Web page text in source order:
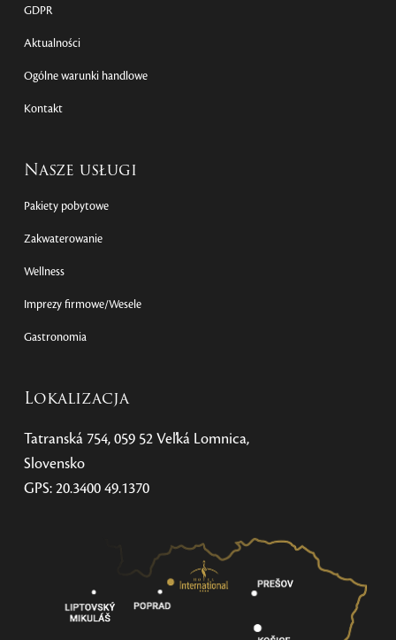
GDPR
Aktualności
Ogólne warunki handlowe
Kontakt
Nasze usługi
Pakiety pobytowe
Zakwaterowanie
Wellness
Imprezy firmowe/Wesele
Gastronomia
Lokalizacja
Tatranská 754, 059 52 Veľká Lomnica,
Slovensko
GPS: 20.3400 49.1370